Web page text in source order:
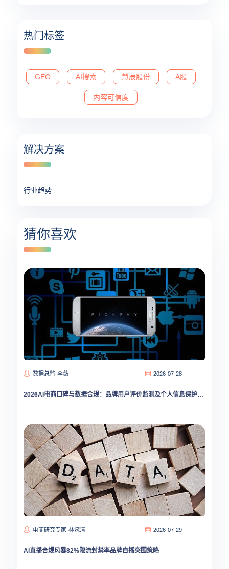
热门标签
GEO AI搜索 慧辰股份 A股
内容可信度
解决方案
行业趋势
猜你喜欢
数据总监-李薇 2026-07-28
2026AI电商口碑与数据合规：品牌用户评价监测及个人信息保护新范式
电商研究专家-林婉清 2026-07-29
AI直播合规风暴82%限流封禁率品牌自播突围策略